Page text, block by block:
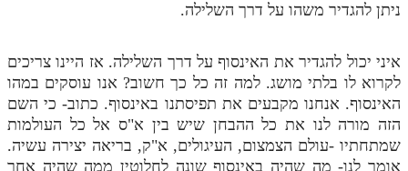
ניתן להגדיר משהו על דרך השלילה.
איני יכול להגדיר את האינסוף על דרך השלילה. אז היינו צריכים
לקרוא לו בלתי מושג. למה זה כל כך חשוב? אנו עוסקים במהו
האינסוף. אנחנו מקבעים את תפיסתנו באינסוף. כתוב- כי השם
הזה מורה לנו את כל ההבחן שיש בין א"ס אל כל העולמות
שמתחתיו -עולם הצמצום, העיגולים, א"ק, בריאה יצירה עשיה.
אומר לנו- מה שהיה באינסוף שונה לחלוטין ממה שהיה אחר